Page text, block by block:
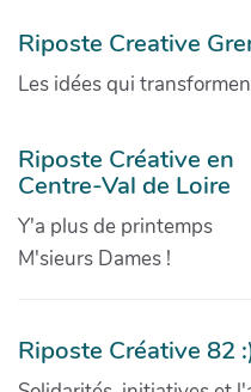
Riposte Creative
Les idées qui
Riposte Créative en
Centre-Val de Loire
Y'a plus de printemps
M'sieurs Dames !
Riposte Créative 82